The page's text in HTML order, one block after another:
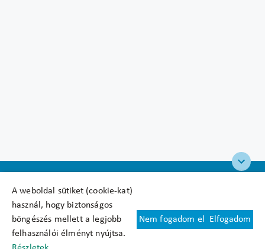
A weboldal sütiket (cookie-kat)
használ, hogy biztonságos
böngészés mellett a legjobb
felhasználói élményt nyújtsa.
Nem fogadom el Elfogadom
Felhasználási feltételek